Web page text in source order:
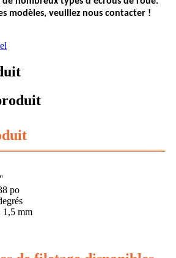
modèles, veuillez nous contacter !
po
1,5 mm